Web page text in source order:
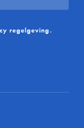
regelgeving.